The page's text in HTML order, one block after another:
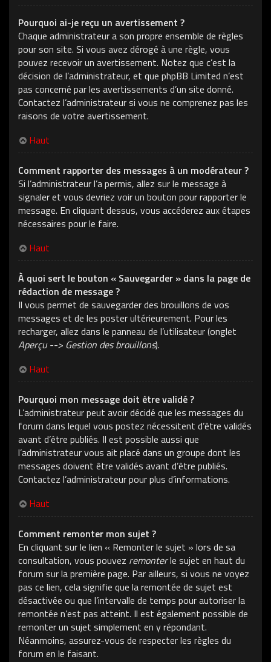
Pourquoi ai-je reçu un avertissement ?
Chaque administrateur a son propre ensemble de règles
pour son site. Si vous avez dérogé à une règle, vous
pouvez recevoir un avertissement. Notez que c’est la
décision de l’administrateur, et que phpBB Limited n’est
pas concerné par les avertissements d’un site donné.
Contactez l’administrateur si vous ne comprenez pas les
raisons de votre avertissement.
Haut
Comment rapporter des messages à un modérateur ?
Si l’administrateur l’a permis, allez sur le message à
signaler et vous devriez voir un bouton pour rapporter le
message. En cliquant dessus, vous accéderez aux étapes
nécessaires pour le faire.
Haut
À quoi sert le bouton « Sauvegarder » dans la page de
rédaction de message ?
Il vous permet de sauvegarder des brouillons de vos
messages et de les poster ultérieurement. Pour les
recharger, allez dans le panneau de l’utilisateur (onglet
Aperçu --> Gestion des brouillons).
Haut
Pourquoi mon message doit être validé ?
L’administrateur peut avoir décidé que les messages du
forum dans lequel vous postez nécessitent d’être validés
avant d’être publiés. Il est possible aussi que
l’administrateur vous ait placé dans un groupe dont les
messages doivent être validés avant d’être publiés.
Contactez l’administrateur pour plus d’informations.
Haut
Comment remonter mon sujet ?
En cliquant sur le lien « Remonter le sujet » lors de sa
consultation, vous pouvez remonterle sujet en haut du
forum sur la première page. Par ailleurs, si vous ne voyez
pas ce lien, cela signifie que la remontée de sujet est
désactivée ou que l’intervalle de temps pour autoriser la
remontée n’est pas atteint. Il est également possible de
remonter un sujet simplement en y répondant.
Néanmoins, assurez-vous de respecter les règles du
forum en le faisant.